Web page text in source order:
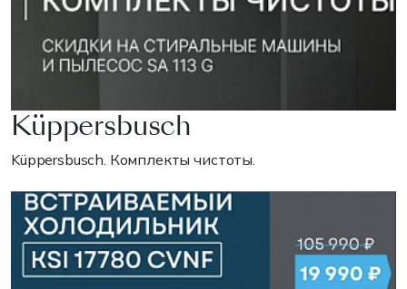
Küppersbusch
Küppersbusch. Комплекты чистоты.